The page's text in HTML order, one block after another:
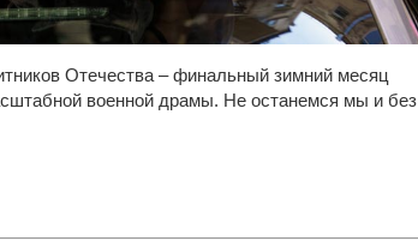
Отечества – финальный зимний месяц
военной драмы. Не останемся мы и без